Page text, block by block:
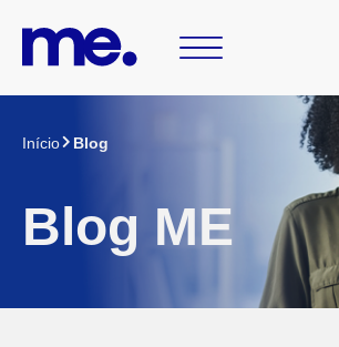
Início Blog
Blog ME